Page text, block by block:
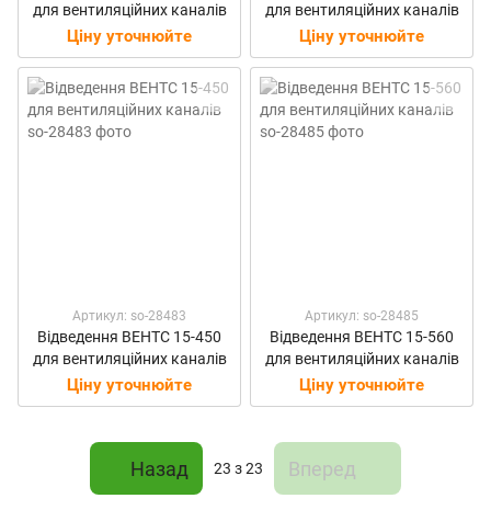
для вентиляційних каналів
Ціну уточнюйте
для вентиляційних каналів
Ціну уточнюйте
Артикул: so-28483
Відведення ВЕНТС 15-450
для вентиляційних каналів
Ціну уточнюйте
Артикул: so-28485
Відведення ВЕНТС 15-560
для вентиляційних каналів
Ціну уточнюйте
Назад 23 з 23 Вперед